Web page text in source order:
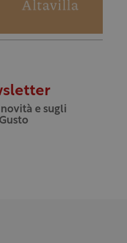
e sugli